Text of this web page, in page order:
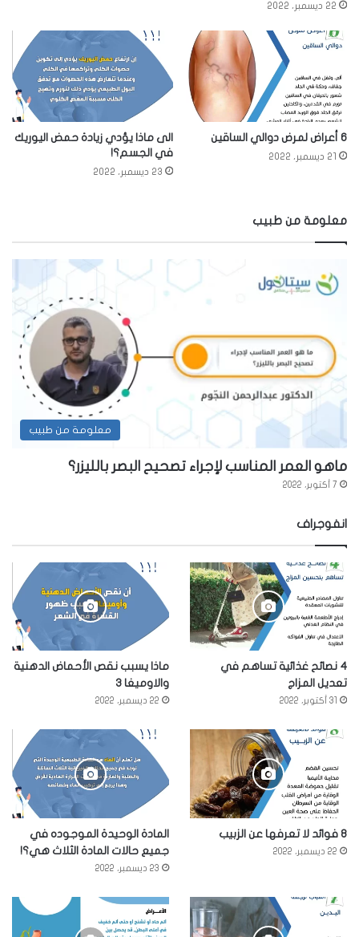
22 ديسمبر، 2022
6 أعراض لمرض دوالي الساقين
21 ديسمبر، 2022
الى ماذا يؤدي زيادة حمض اليوريك
في الجسم؟!
23 ديسمبر، 2022
معلومة من طبيب
معلومة من طبيب
ماهو العمر المناسب لإجراء تصحيح البصر بالليزر؟
7 أكتوبر، 2022
انفوجراف
4 نصائح غذائية تساهم في
تعديل المزاج
31 أكتوبر، 2022
ماذا يسبب نقص الأحماض الدهنية
والاوميغا 3
22 ديسمبر، 2022
8 فوائد لا تعرفها عن الزبيب
22 ديسمبر، 2022
المادة الوحيدة الموجوده في
جميع حالات المادة الثلاث هي؟!
23 ديسمبر، 2022